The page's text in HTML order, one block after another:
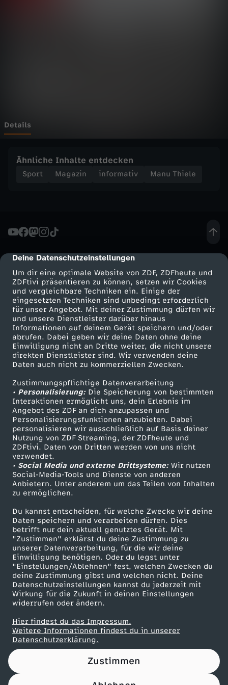
cmp-dialog-description
Deine Datenschutzeinstellungen
Um dir eine optimale Website von ZDF, ZDFheute und
ZDFtivi präsentieren zu können, setzen wir Cookies
und vergleichbare Techniken ein. Einige der
eingesetzten Techniken sind unbedingt erforderlich
für unser Angebot. Mit deiner Zustimmung dürfen wir
und unsere Dienstleister darüber hinaus
Informationen auf deinem Gerät speichern und/oder
abrufen. Dabei geben wir deine Daten ohne deine
Einwilligung nicht an Dritte weiter, die nicht unsere
direkten Dienstleister sind. Wir verwenden deine
Daten auch nicht zu kommerziellen Zwecken.
Zustimmungspflichtige Datenverarbeitung
• Personalisierung:Die Speicherung von bestimmten
Interaktionen ermöglicht uns, dein Erlebnis im
Angebot des ZDF an dich anzupassen und
Personalisierungsfunktionen anzubieten. Dabei
personalisieren wir ausschließlich auf Basis deiner
Nutzung von ZDF Streaming, der ZDFheute und
ZDFtivi. Daten von Dritten werden von uns nicht
verwendet.
• Social Media und externe Drittsysteme:Wir nutzen
Social-Media-Tools und Dienste von anderen
Anbietern. Unter anderem um das Teilen von Inhalten
zu ermöglichen.
Du kannst entscheiden, für welche Zwecke wir deine
Daten speichern und verarbeiten dürfen. Dies
betrifft nur dein aktuell genutztes Gerät. Mit
"Zustimmen" erklärst du deine Zustimmung zu
unserer Datenverarbeitung, für die wir deine
Einwilligung benötigen. Oder du legst unter
"Einstellungen/Ablehnen" fest, welchen Zwecken du
deine Zustimmung gibst und welchen nicht. Deine
Datenschutzeinstellungen kannst du jederzeit mit
Wirkung für die Zukunft in deinen Einstellungen
widerrufen oder ändern.
Hier findest du das Impressum.
Weitere Informationen findest du in unserer
Datenschutzerklärung.
Zustimmen
D
n
e
,
d
i
e
s
i
c
h
i
n
d
e
r
B
u
n
d
Details
Ähnliche Inhalte entdecken
Sport Magazin informativ Manu Thiele
Mehr ZDF
ZDF-Apps
Smart TV
ZDFtext
Livestreams
Sendungen A-Z
TV-Programm
Service
ZDFmitreden
Kontakt zum ZDF
Tickets
Zuschauerservice
Hilfe
ZDF Unternehmen
Karriere
ZDF goes Schule
Werbefernsehen
Mainzelmännchen
Partner